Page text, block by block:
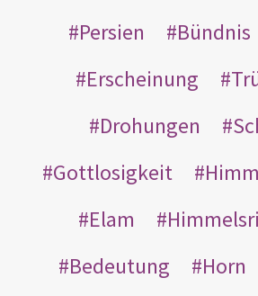
Persien
Bündnis
Erscheinung
Drohungen
Gottlosigkeit
Elam
Bedeutung
Horn